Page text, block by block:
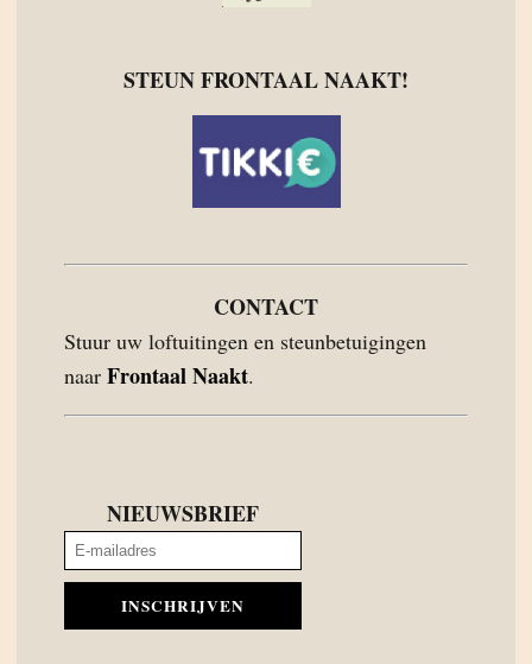
STEUN FRONTAAL NAAKT!
CONTACT
Stuur uw loftuitingen en steunbetuigingen
naar Frontaal Naakt.
NIEUWSBRIEF
INSCHRIJVEN